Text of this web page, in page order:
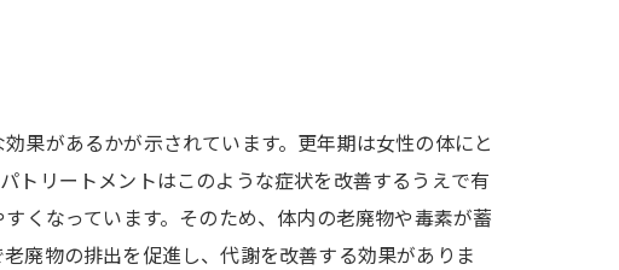
果があるかが示されています。更年期は女性の体にと
トリートメントはこのような症状を改善するうえで有
くなっています。そのため、体内の老廃物や毒素が蓄
廃物の排出を促進し、代謝を改善する効果がありま